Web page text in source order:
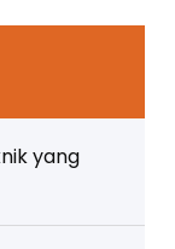
yang